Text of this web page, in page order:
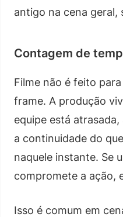
antigo na cena geral,
Contagem de
Filme não é feito
frame. A produção
equipe está
a continuidade do
naquele instante. Se
compromete a ação,
Isso é comum em